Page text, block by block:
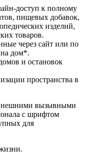
доступ к полному
пищевых добавок,
изделий,
товаров.
через сайт или по
дом*.
и остановок
пространства в
вызывными
с шрифтом
для